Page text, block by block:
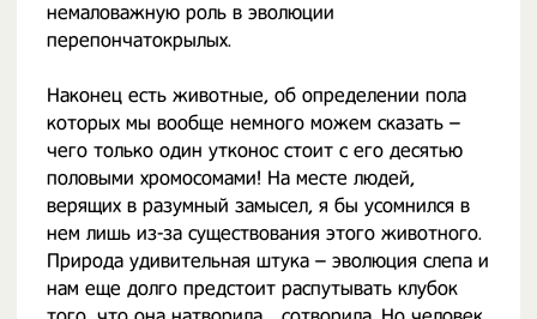
немаловажную роль в эволюции
перепончатокрылых.
Наконец есть животные, об определении пола
которых мы вообще немного можем сказать –
чего только один утконос стоит с его десятью
половыми хромосомами! На месте людей,
верящих в разумный замысел, я бы усомнился в
нем лишь из-за существования этого животного.
Природа удивительная штука – эволюция слепа и
нам еще долго предстоит распутывать клубок